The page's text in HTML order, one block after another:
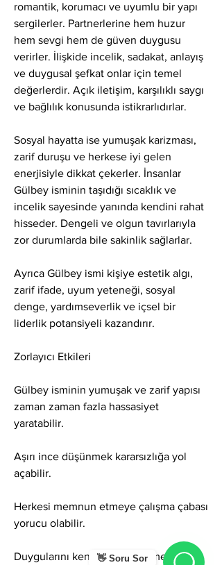
👋 Soru Sor
romantik, korumacı ve uyumlu bir yapı
sergilerler. Partnerlerine hem huzur
hem sevgi hem de güven duygusu
verirler. İlişkide incelik, sadakat, anlayış
ve duygusal şefkat onlar için temel
değerlerdir. Açık iletişim, karşılıklı saygı
ve bağlılık konusunda istikrarlıdırlar.
Sosyal hayatta ise yumuşak karizması,
zarif duruşu ve herkese iyi gelen
enerjisiyle dikkat çekerler. İnsanlar
Gülbey isminin taşıdığı sıcaklık ve
incelik sayesinde yanında kendini rahat
hisseder. Dengeli ve olgun tavırlarıyla
zor durumlarda bile sakinlik sağlarlar.
Ayrıca Gülbey ismi kişiye estetik algı,
zarif ifade, uyum yeteneği, sosyal
denge, yardımseverlik ve içsel bir
liderlik potansiyeli kazandırır.
Zorlayıcı Etkileri
Gülbey isminin yumuşak ve zarif yapısı
zaman zaman fazla hassasiyet
yaratabilir.
Aşırı ince düşünmek kararsızlığa yol
açabilir.
Herkesi memnun etmeye çalışma çabası
yorucu olabilir.
Duygularını kendinde biriktirme eğilimi